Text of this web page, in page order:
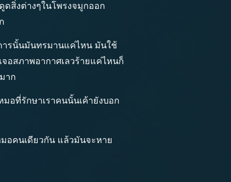
สิ่งต่างๆในโพรงจมูกออก
ารนั้นมันทรมานแค่ไหน มันใช้
อสภาพอากาศเลวร้ายแค่ไหนก็
าก
อที่รักษาเราคนนั้นเค้ายังบอก
อคนเดียวกัน แล้วมันจะหาย